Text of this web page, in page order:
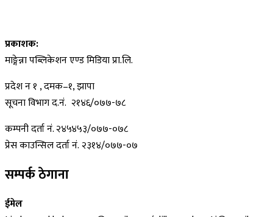
प्रकाशक:
माङ्गेन्ना पब्लिकेशन एण्ड मिडिया प्रा.लि.
प्रदेश न १ , दमक–१, झापा
सूचना विभाग द.नं. २१४६/०७७-७८
कम्पनी दर्ता नं. २४५४५३/०७७-०७८
प्रेस काउन्सिल दर्ता नं. २३१४/०७७-०७
सम्पर्क ठेगाना
ईमेल